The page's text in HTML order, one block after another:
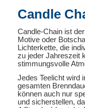
Candle
Candle-Chain ist
Motive oder
Lichterkette, die
zu jeder Jahreszeit
stimmungsvolle
Jedes Teelicht wird
gesamten
können auch nur
und sicherstellen,